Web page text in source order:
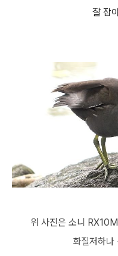
잘 잡
위 사진은 소니
화질저하나